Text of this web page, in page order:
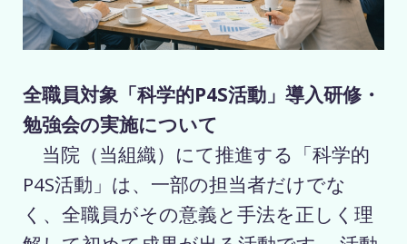
全職員対象「科学的P4S活動」導入研修・
勉強会の実施について
当院（当組織）にて推進する「科学的
P4S活動」は、一部の担当者だけでな
く、全職員がその意義と手法を正しく理